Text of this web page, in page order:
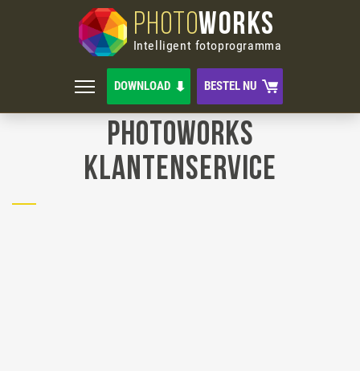
PHOTOWORKS
Intelligent fotoprogramma
DOWNLOAD BESTEL NU
PhotoWorks
Klantenservice